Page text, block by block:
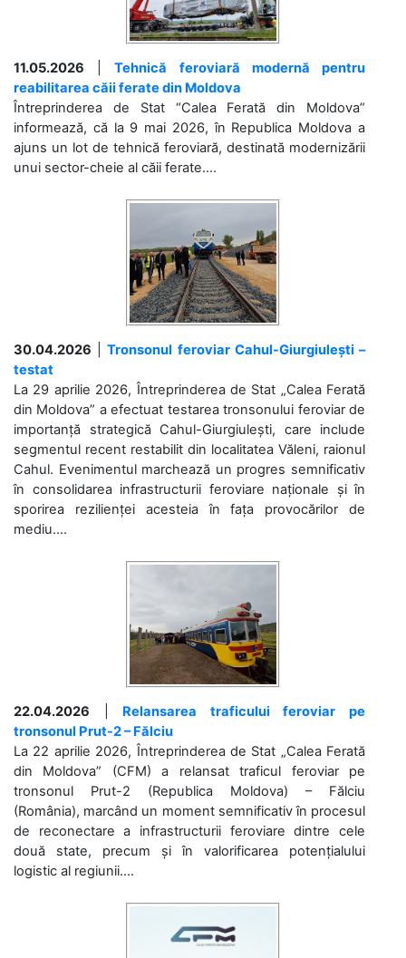
11.05.2026 |Tehnică feroviară modernă pentru
reabilitarea căii ferate din Moldova
Întreprinderea de Stat “Calea Ferată din Moldova”
informează, că la 9 mai 2026, în Republica Moldova a
ajuns un lot de tehnică feroviară, destinată modernizării
unui sector-cheie al căii ferate....
30.04.2026 |Tronsonul feroviar Cahul-Giurgiulești –
testat
La 29 aprilie 2026, Întreprinderea de Stat „Calea Ferată
din Moldova” a efectuat testarea tronsonului feroviar de
importanță strategică Cahul-Giurgiulești, care include
segmentul recent restabilit din localitatea Văleni, raionul
Cahul. Evenimentul marchează un progres semnificativ
în consolidarea infrastructurii feroviare naționale și în
sporirea rezilienței acesteia în fața provocărilor de
mediu....
22.04.2026
Relansarea traficului feroviar pe
tronsonul Prut-2 – Fălciu
La 22 aprilie 2026, Întreprinderea de Stat „Calea Ferată
din Moldova” (CFM) a relansat traficul feroviar pe
tronsonul Prut-2 (Republica Moldova) – Fălciu
(România), marcând un moment semnificativ în procesul
de reconectare a infrastructurii feroviare dintre cele
două state, precum și în valorificarea potențialului
logistic al regiunii....